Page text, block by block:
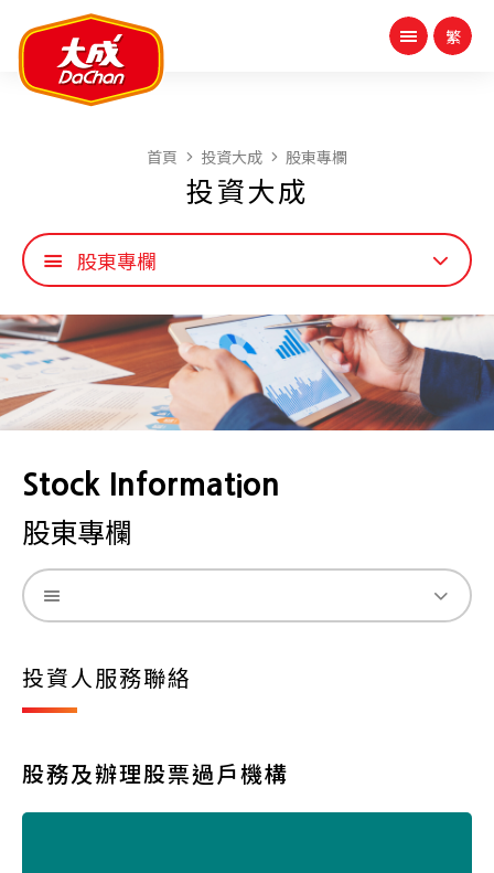
首頁 投資大成 股東專欄
投資大成
股東專欄
Stock Information
股東專欄
投資人服務聯絡
股務及辦理股票過戶機構